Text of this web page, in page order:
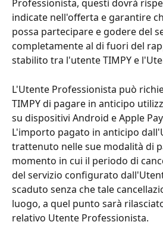
Professionista, questi dovrà
indicate nell'offerta e garantire
possa partecipare e godere del
completamente al di fuori del
stabilito tra l'utente TIMPY e
L'Utente Professionista può
TIMPY di pagare in anticipo
su dispositivi Android e Apple
L'importo pagato in anticipo
trattenuto nelle sue modalità di
momento in cui il periodo di
del servizio configurato
scaduto senza che tale
luogo, a quel punto sarà
relativo Utente Professionista.